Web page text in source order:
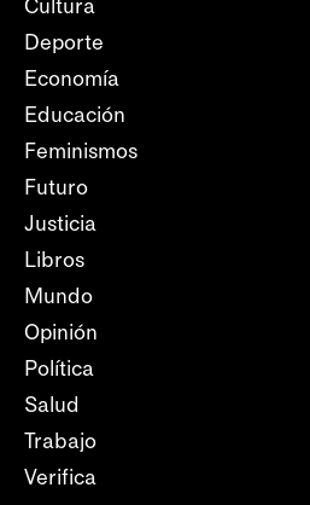
Cultura
Deporte
Economía
Educación
Feminismos
Futuro
Justicia
Libros
Mundo
Opinión
Política
Salud
Trabajo
Verifica